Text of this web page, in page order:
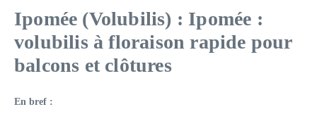
Ipomée (Volubilis) : Ipomée :
volubilis à floraison rapide pour
balcons et clôtures
En bref :